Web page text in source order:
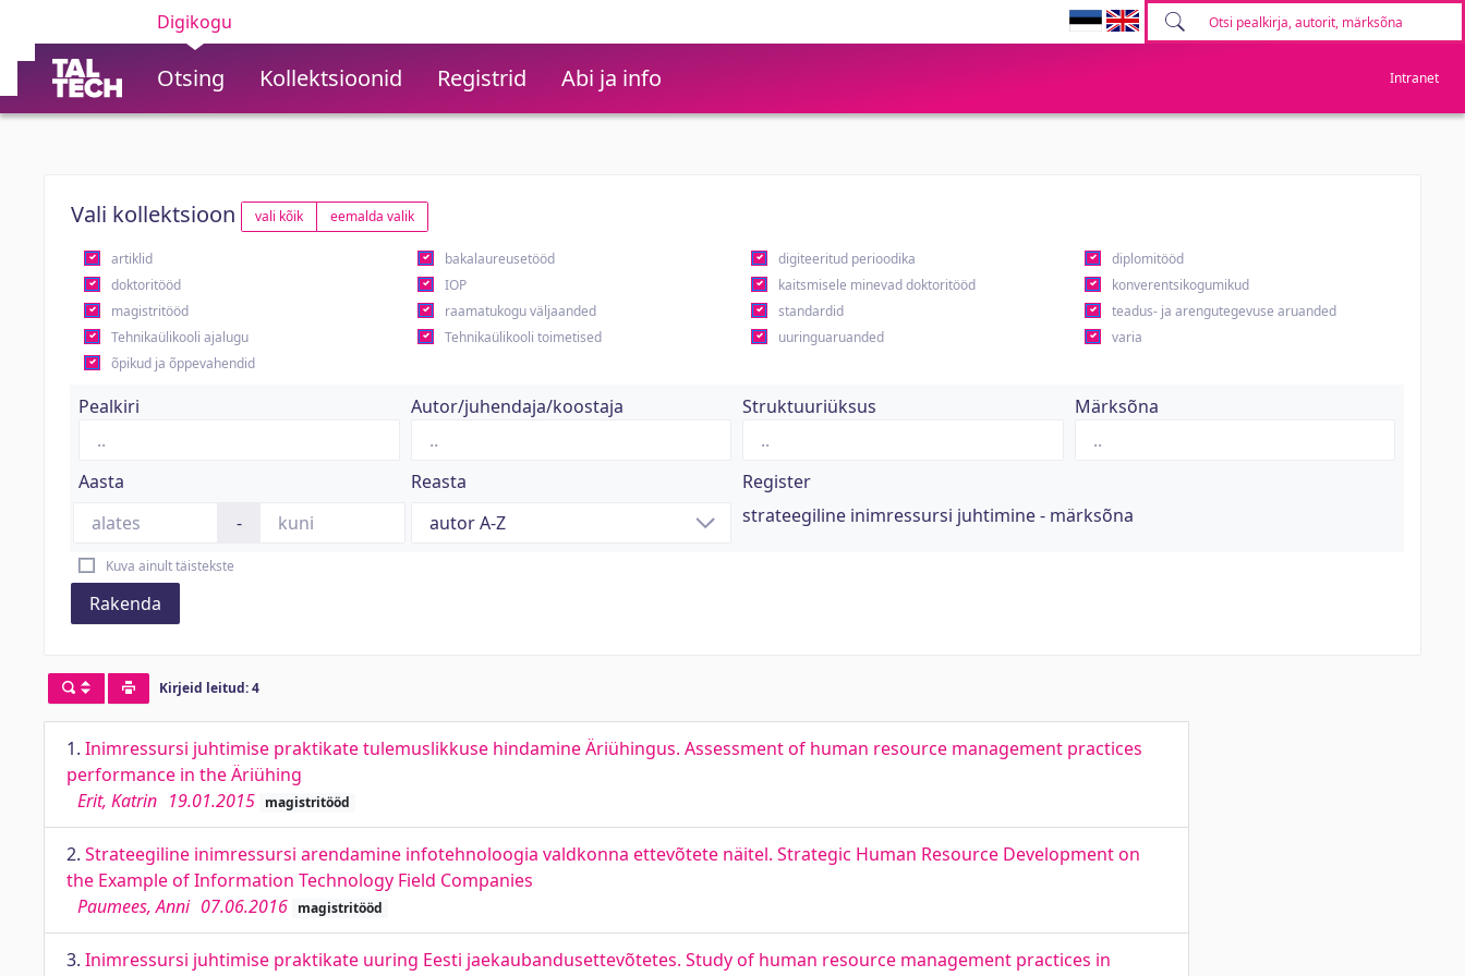
Digikogu
Otsing Kollektsioonid Registrid Abi ja info Intranet
Vali kollektsioon vali kõik eemalda valik
artiklid bakalaureusetööd digiteeritud perioodika
diplomitööd
doktoritööd
IOP kaitsmisele minevad doktoritööd
konverentsikogumikud
magistritööd
raamatukogu väljaanded standardid
teadus- ja arengutegevuse aruanded
Tehnikaülikooli ajalugu
Tehnikaülikooli toimetised uuringuaruanded
varia
õpikud ja õppevahendid
Pealkiri Autor/juhendaja/koostaja Struktuuriüksus Märksõna
Aasta
-
Reasta
Register
strateegiline inimressursi juhtimine - märksõna
Kuva ainult täistekste
Rakenda
Kirjeid leitud: 4
1. Inimressursi juhtimise praktikate tulemuslikkuse hindamine Äriühingus. Assessment of human resource management practices
performance in the Äriühing
Erit, Katrin 19.01.2015 magistritööd
2. Strateegiline inimressursi arendamine infotehnoloogia valdkonna ettevõtete näitel. Strategic Human Resource Development on
the Example of Information Technology Field Companies
Paumees, Anni 07.06.2016 magistritööd
3. Inimressursi juhtimise praktikate uuring Eesti jaekaubandusettevõtetes. Study of human resource management practices in